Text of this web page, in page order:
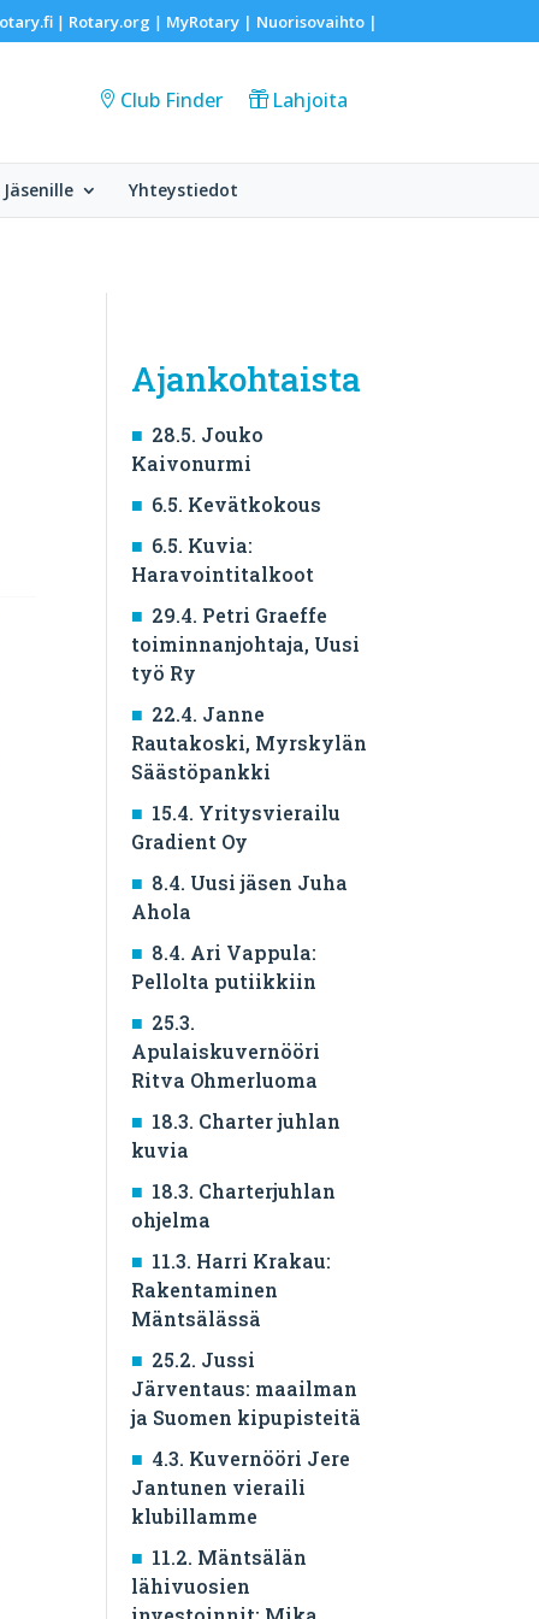
| Rotary.org | MyRotary | Nuorisovaihto|
Club Finder Lahjoita
Jäsenille Yhteystiedot
Ajankohtaista
28.5. Jouko
Kaivonurmi
6.5. Kevätkokous
6.5. Kuvia:
Haravointitalkoot
29.4. Petri Graeffe
toiminnanjohtaja, Uusi
työ Ry
22.4. Janne
Rautakoski, Myrskylän
Säästöpankki
15.4. Yritysvierailu
Gradient Oy
8.4. Uusi jäsen Juha
Ahola
8.4. Ari Vappula:
Pellolta putiikkiin
25.3.
Apulaiskuvernööri
Ritva Ohmerluoma
18.3. Charter juhlan
kuvia
18.3. Charterjuhlan
ohjelma
11.3. Harri Krakau:
Rakentaminen
Mäntsälässä
25.2. Jussi
Järventaus: maailman
ja Suomen kipupisteitä
4.3. Kuvernööri Jere
Jantunen vieraili
klubillamme
11.2. Mäntsälän
lähivuosien